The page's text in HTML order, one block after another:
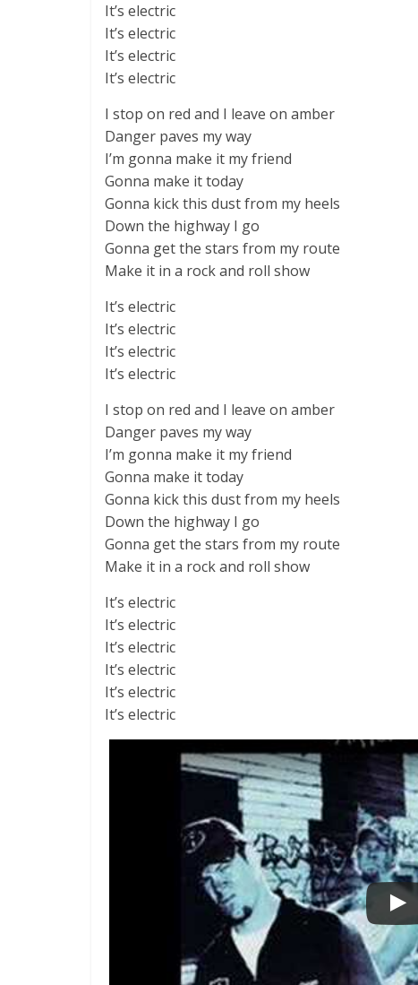
It’s electric
It’s electric
It’s electric
It’s electric
I stop on red and I leave on amber
Danger paves my way
I’m gonna make it my friend
Gonna make it today
Gonna kick this dust from my heels
Down the highway I go
Gonna get the stars from my route
Make it in a rock and roll show
It’s electric
It’s electric
It’s electric
It’s electric
I stop on red and I leave on amber
Danger paves my way
I’m gonna make it my friend
Gonna make it today
Gonna kick this dust from my heels
Down the highway I go
Gonna get the stars from my route
Make it in a rock and roll show
It’s electric
It’s electric
It’s electric
It’s electric
It’s electric
It’s electric